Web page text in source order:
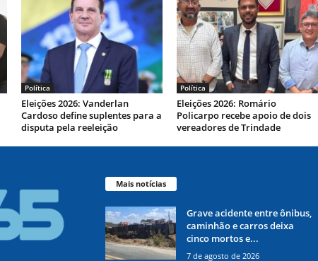
Política
Eleições 2026: Vanderlan
Cardoso define suplentes para a
disputa pela reeleição
Política
Eleições 2026: Romário
Policarpo recebe apoio de dois
vereadores de Trindade
Mais notícias
Grave acidente entre ônibus,
caminhão e carros deixa
cinco mortos e...
7 de agosto de 2026